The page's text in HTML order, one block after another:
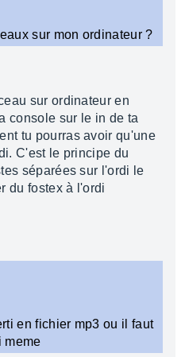
sur mon ordinateur ?
sur ordinateur en
console sur le in de ta
tu pourras avoir qu'une
C'est le principe du
séparées sur l'ordi le
du fostex à l'ordi
en fichier mp3 ou il faut
meme